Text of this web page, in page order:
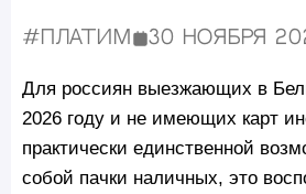
#Платим 30 ноября
Для россиян выезжающих в
2026 году и не имеющих карт
практически единственной
собой пачки наличных, это